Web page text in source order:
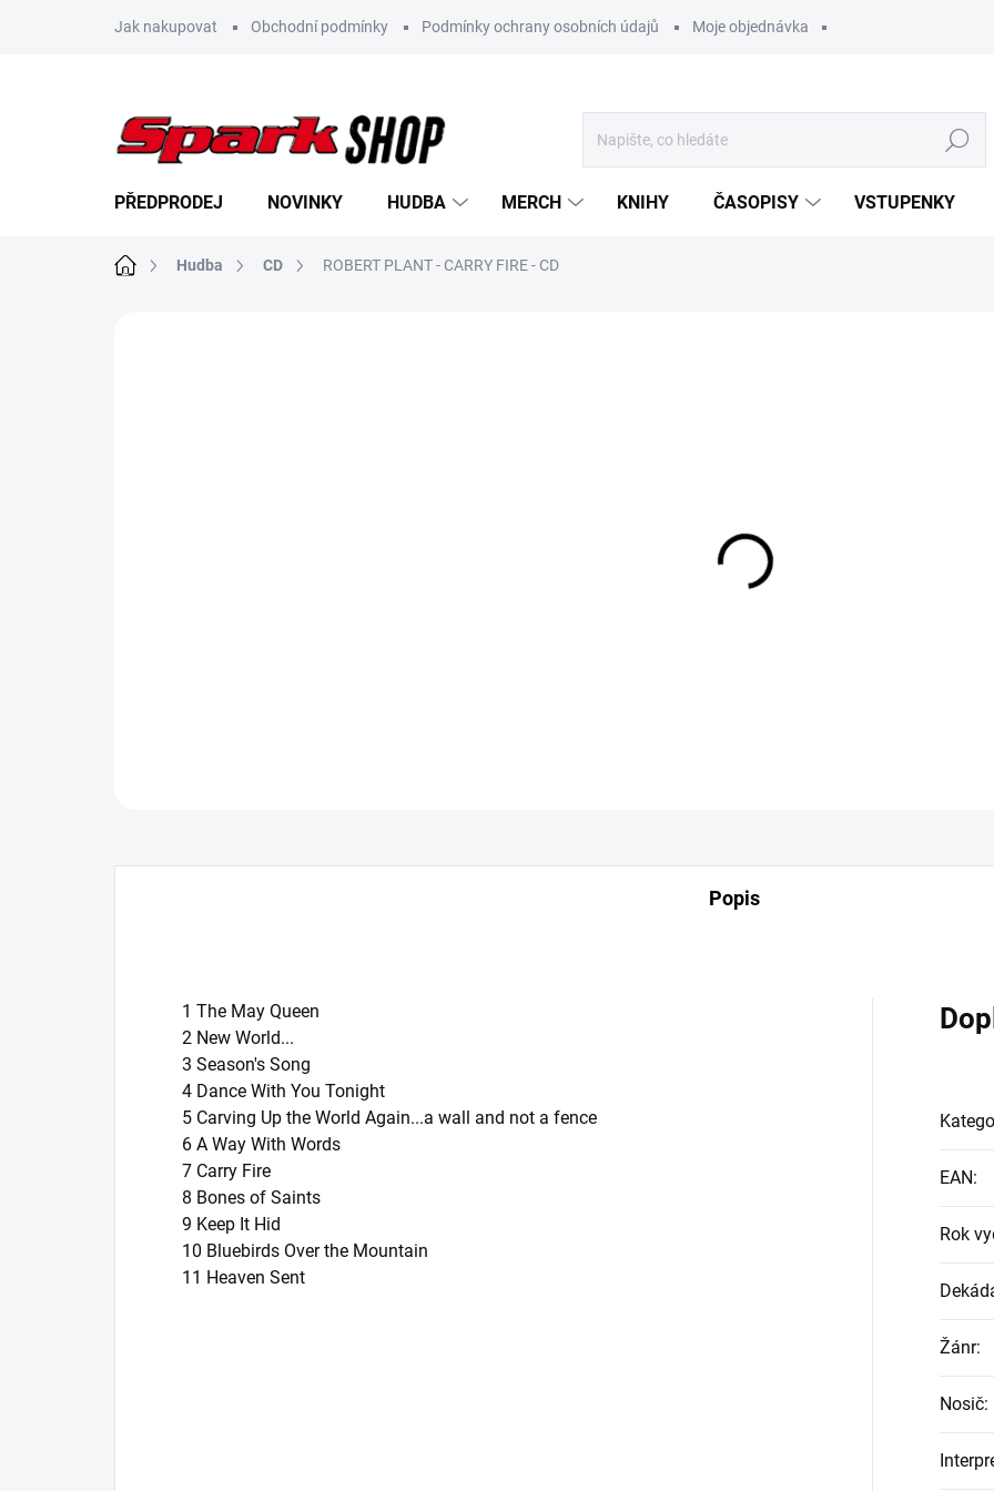
Jak nakupovat Obchodní podmínky Podmínky ochrany osobních údajů Moje objednávka
Hledat
PŘEDPRODEJ NOVINKY HUDBA MERCH KNIHY ČASOPISY VSTUPENKY
Domů Hudba CD ROBERT PLANT - CARRY FIRE - CD
Popis
1 The May Queen
2 New World...
3 Season's Song
4 Dance With You Tonight
5 Carving Up the World Again...a wall and not a fence
6 A Way With Words
7 Carry Fire
8 Bones of Saints
9 Keep It Hid
10 Bluebirds Over the Mountain
11 Heaven Sent
EAN:
Rok
Žánr:
Nosič: